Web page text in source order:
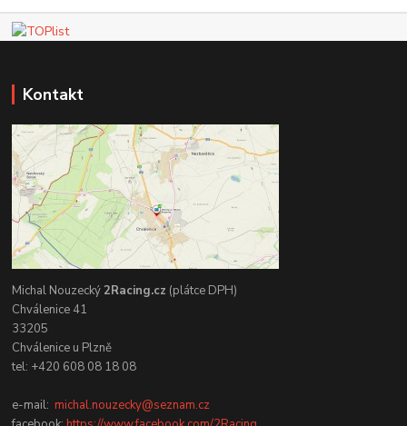
Kontakt
Michal Nouzecký2Racing.cz (plátce DPH)
Chválenice 41
33205
Chválenice u Plzně
tel: +420 608 08 18 08
e-mail:michal.nouzecky@seznam.cz